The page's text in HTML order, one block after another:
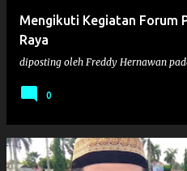
Mengikuti Kegiatan Forum
Raya
diposting oleh Freddy Hernawan
0